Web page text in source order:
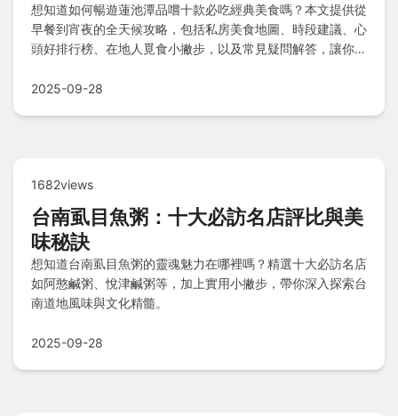
想知道如何暢遊蓮池潭品嚐十款必吃經典美食嗎？本文提供從
早餐到宵夜的全天候攻略，包括私房美食地圖、時段建議、心
頭好排行榜、在地人覓食小撇步，以及常見疑問解答，讓你輕
2025-09-28
1682views
台南虱目魚粥：十大必訪名店評比與美
味秘訣
想知道台南虱目魚粥的靈魂魅力在哪裡嗎？精選十大必訪名店
如阿憨鹹粥、悅津鹹粥等，加上實用小撇步，帶你深入探索台
南道地風味與文化精髓。
2025-09-28